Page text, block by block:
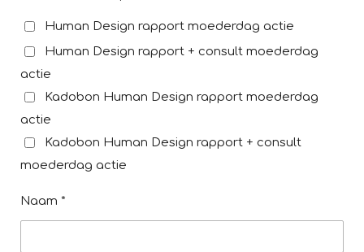
Human Design rapport moederdag actie
Human Design rapport + consult moederdag
actie
Kadobon Human Design rapport moederdag
actie
Kadobon Human Design rapport + consult
moederdag actie
Naam *